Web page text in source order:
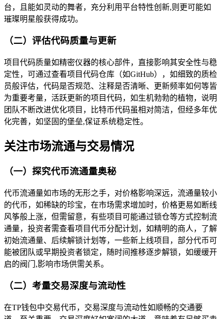
台，且能如灵动的舞者，充分利用平台特性创新,则更可能如
璀璨明星般获得成功。
（二）评估代码质量与更新
项目代码质量如精密仪器的核心部件，直接影响其安全性与稳
定性，可通过查看项目代码仓库（如GitHub），如细致的质检
员般评估，代码是否规范、注释是否清晰、更新频率如何等皆
为重要考量，活跃更新的项目代码，如生机勃勃的植物，说明
团队不断改进优化项目，比特币代码虽相对简洁，但经多年优
化完善，如坚固的堡垒,保证系统稳定性。
关注市场流通与交易情况
（一）探究代币流通量奥秘
代币流通量如市场的无形之手，对价格影响深远，流通量较小
的代币，如稀缺的珍宝，在市场需求增加时，价格更易如断线
风筝般上涨，但需留意，有些项目可能通过锁仓等方式控制流
通量，投资者需查看项目代币分配计划，如精明的商人，了解
初始流通量、后续解锁计划等，一些新上线项目，部分代币可
能被团队或早期投资者锁定，随时间推移逐步解锁，如缓缓开
启的阀门,影响市场供需关系。
（二）考量交易深度与流动性
在TP钱包中交易代币，交易深度与流动性如顺畅的交通要